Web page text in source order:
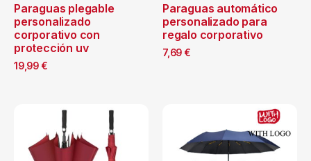
Paraguas plegable
personalizado
corporativo con
protección uv
19,99 €
Paraguas automático
personalizado para
regalo corporativo
7,69 €